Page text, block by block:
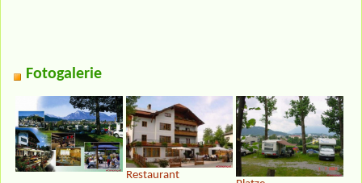
Fotogalerie
Restaurant